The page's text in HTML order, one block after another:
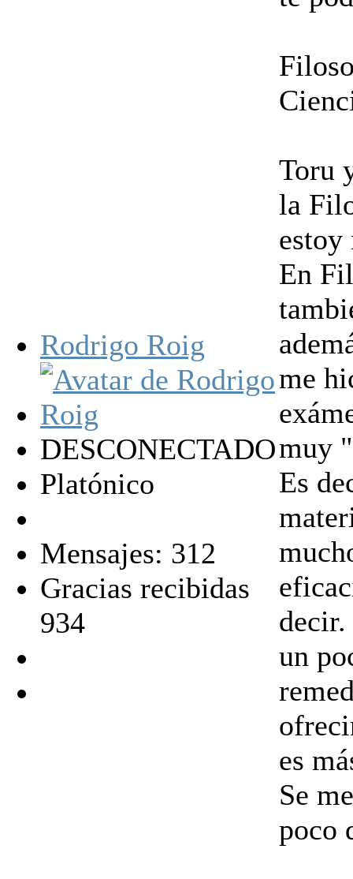
Rodrigo Roig
DESCONECTADO
Platónico
Mensajes: 312
Gracias recibidas
934
Toru
la
estoy
En
me
muy
Es
decir.
un
es
Se
poco